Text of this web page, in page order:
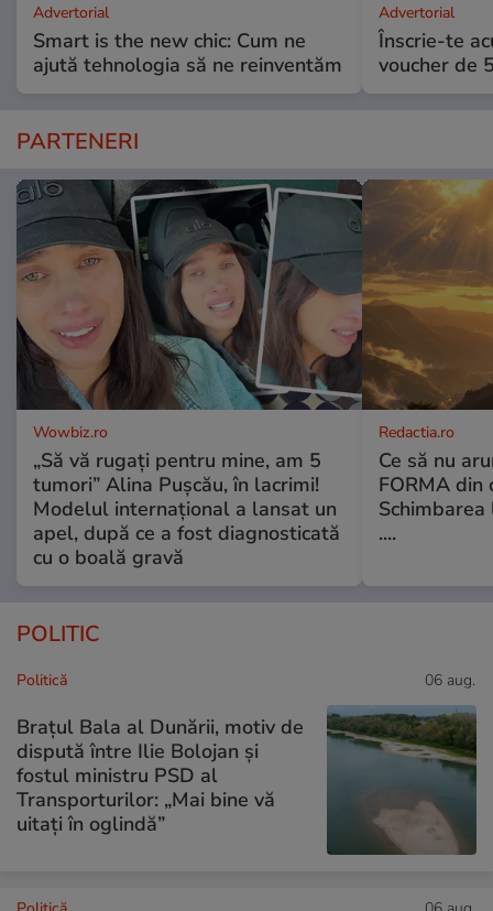
Advertorial
Smart is the new chic: Cum ne
ajută tehnologia să ne reinventăm
Advertorial
Înscrie-te
voucher de
PARTENERI
Wowbiz.ro
„Să vă rugați pentru mine, am 5
tumori” Alina Pușcău, în lacrimi!
Modelul internațional a lansat un
apel, după ce a fost diagnosticată
cu o boală gravă
Redactia.ro
Ce să nu
FORMA din
Schimbarea
....
POLITIC
Politică 06 aug.
Brațul Bala al Dunării, motiv de
dispută între Ilie Bolojan și
fostul ministru PSD al
Transporturilor: „Mai bine vă
uitați în oglindă”